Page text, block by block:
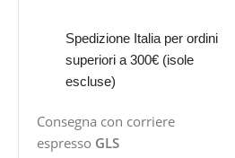
Spedizione Italia per ordini
superiori a 300€ (isole
escluse)
Consegna con corriere
espresso GLS